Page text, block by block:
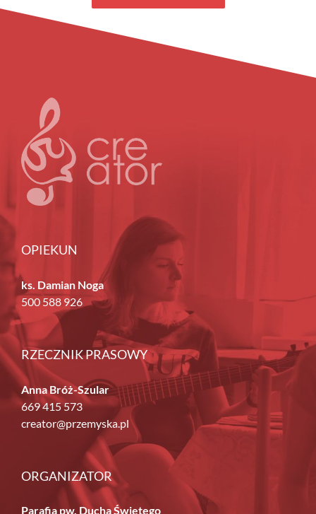
OPIEKUN
ks. Damian Noga
500 588 926
RZECZNIK PRASOWY
Anna Bróż-Szular
669 415 573
creator@przemyska.pl
ORGANIZATOR
Parafia pw. Ducha Świętego